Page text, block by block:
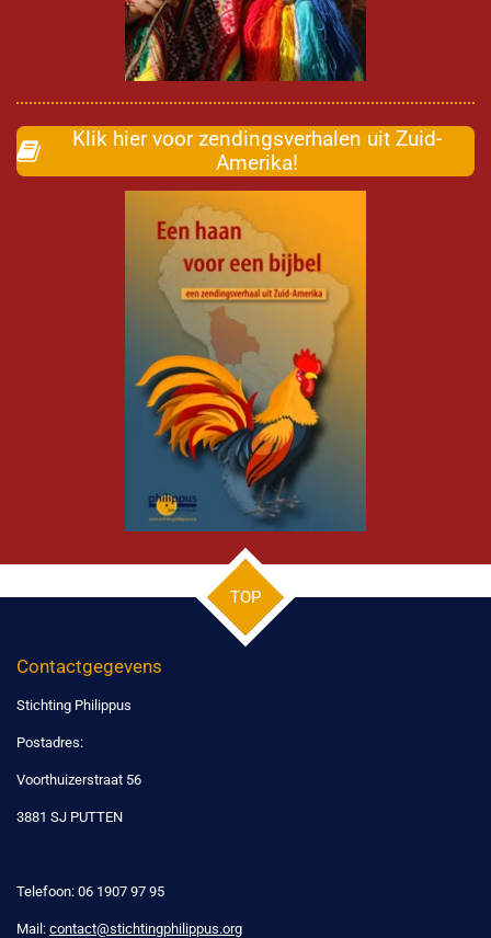
Klik hier voor zendingsverhalen uit Zuid-
Amerika!
TOP
Contactgegevens
Stichting Philippus
Postadres:
Voorthuizerstraat 56
3881 SJ PUTTEN
Telefoon: 06 1907 97 95
Mail: contact@stichtingphilippus.org